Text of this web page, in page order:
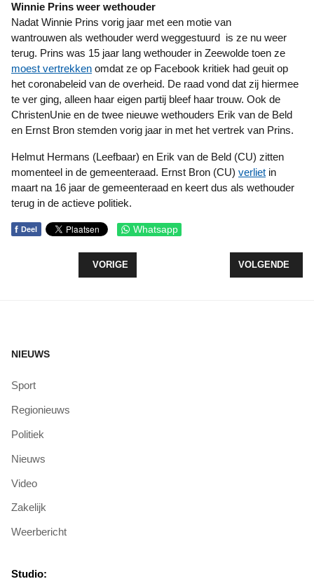
Winnie Prins weer wethouder
Nadat Winnie Prins vorig jaar met een motie van
wantrouwen als wethouder werd weggestuurd is ze nu weer
terug. Prins was 15 jaar lang wethouder in Zeewolde toen ze
moest vertrekken omdat ze op Facebook kritiek had geuit op
het coronabeleid van de overheid. De raad vond dat zij hiermee
te ver ging, alleen haar eigen partij bleef haar trouw. Ook de
ChristenUnie en de twee nieuwe wethouders Erik van de Beld
en Ernst Bron stemden vorig jaar in met het vertrek van Prins.
Helmut Hermans (Leefbaar) en Erik van de Beld (CU) zitten
momenteel in de gemeenteraad. Ernst Bron (CU) verliet in
maart na 16 jaar de gemeenteraad en keert dus als wethouder
terug in de actieve politiek.
f Deel Whatsapp
VORIG ARTIKEL: HOUTEKAMER ZAG ‘GEKKE
VORIGE VOLGENDE
VOLGENDE
NIEUWS
Sport
Regionieuws
Politiek
Nieuws
Video
Zakelijk
Weerbericht
Studio: